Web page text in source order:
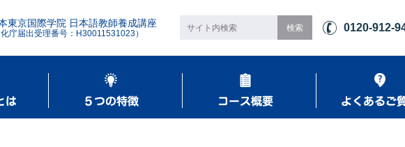
東京国際学院 日本語教師養成講座
化庁届出受理番号：H30011531023）
0120-912-